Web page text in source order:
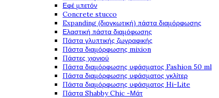
Εφέ μπετόν
Concrete stucco
Expanding (διογκωτική) πάστα διαμόρφωσης
Ελαστική πάστα διαμόφωσης
Πάστα γλυπτικής ζωγραφικής
Πάστα διαμόρφωσης mixion
Πάστες χιονιού
Πάστα διαμόρφωσης υφάσματος Fashion 50 ml
Πάστα διαμόρφωσης υφάσματος γκλίτερ
Πάστα διαμόρφωσης υφάσματος Hi-Lite
Πάστα Shabby Chic -Μάτ